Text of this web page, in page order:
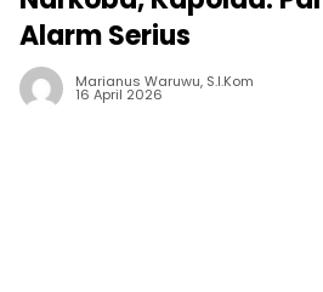
Alarm Serius
Marianus Waruwu, S.I.Kom
16 April 2026